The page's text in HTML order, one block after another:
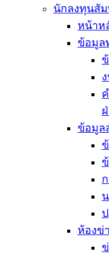
นักลงทุนสั
หน้าห
ข้อมูล
ข้อมูล
ห้องข่